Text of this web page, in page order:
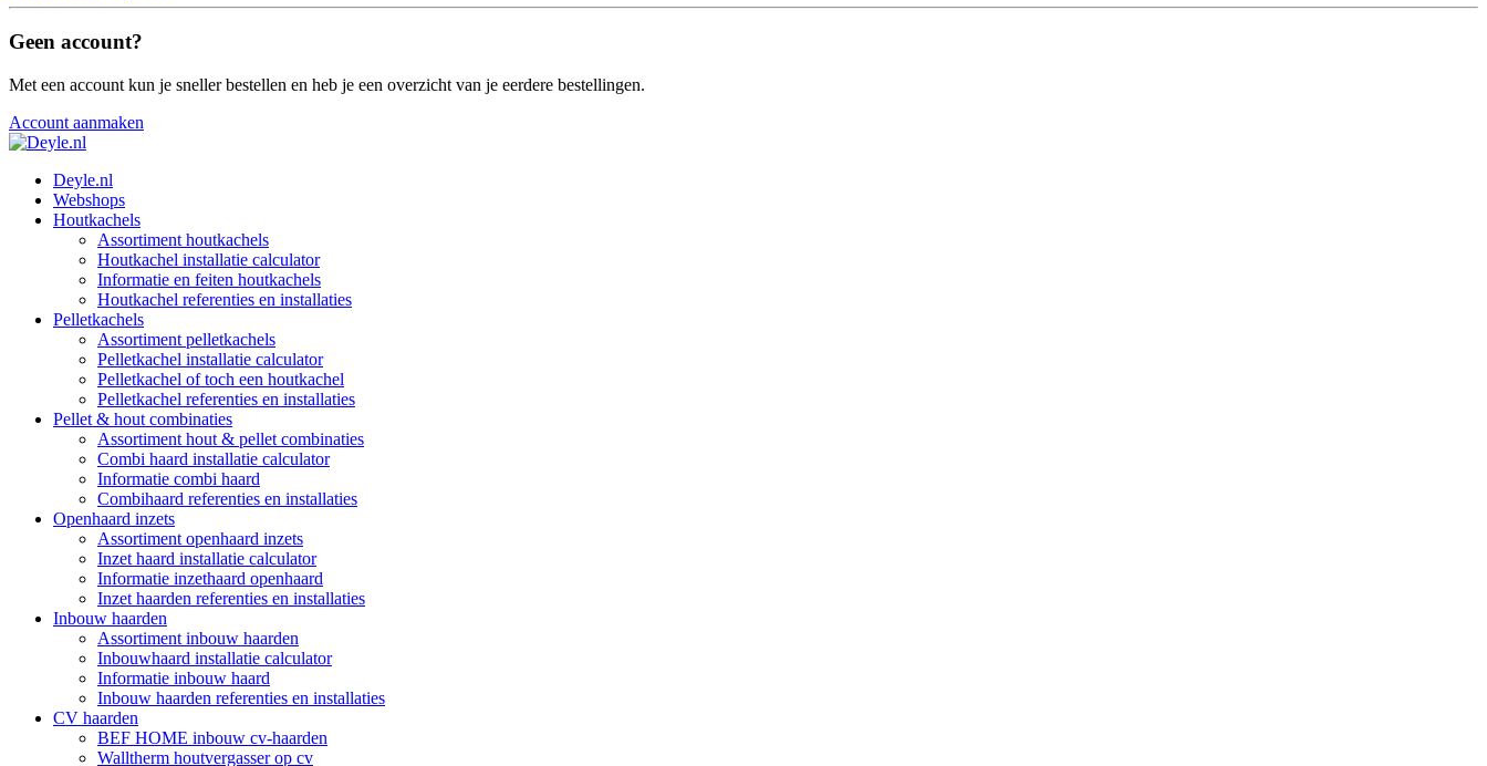
Geen account?
Met een account kun je sneller bestellen en heb je een overzicht van je eerdere bestellingen.
Account aanmaken
Deyle.nl
Webshops
Houtkachels
Assortiment houtkachels
Houtkachel installatie calculator
Informatie en feiten houtkachels
Houtkachel referenties en installaties
Pelletkachels
Assortiment pelletkachels
Pelletkachel installatie calculator
Pelletkachel of toch een houtkachel
Pelletkachel referenties en installaties
Pellet & hout combinaties
Assortiment hout & pellet combinaties
Combi haard installatie calculator
Informatie combi haard
Combihaard referenties en installaties
Openhaard inzets
Assortiment openhaard inzets
Inzet haard installatie calculator
Informatie inzethaard openhaard
Inzet haarden referenties en installaties
Inbouw haarden
Assortiment inbouw haarden
Inbouwhaard installatie calculator
Informatie inbouw haard
Inbouw haarden referenties en installaties
CV haarden
BEF HOME inbouw cv-haarden
Walltherm houtvergasser op cv